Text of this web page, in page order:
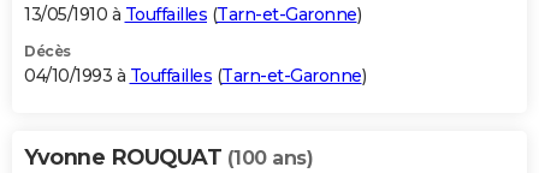
13/05/1910 à Touffailles (Tarn-et-Garonne)
Décès
04/10/1993 à Touffailles (Tarn-et-Garonne)
Yvonne ROUQUAT (100 ans)